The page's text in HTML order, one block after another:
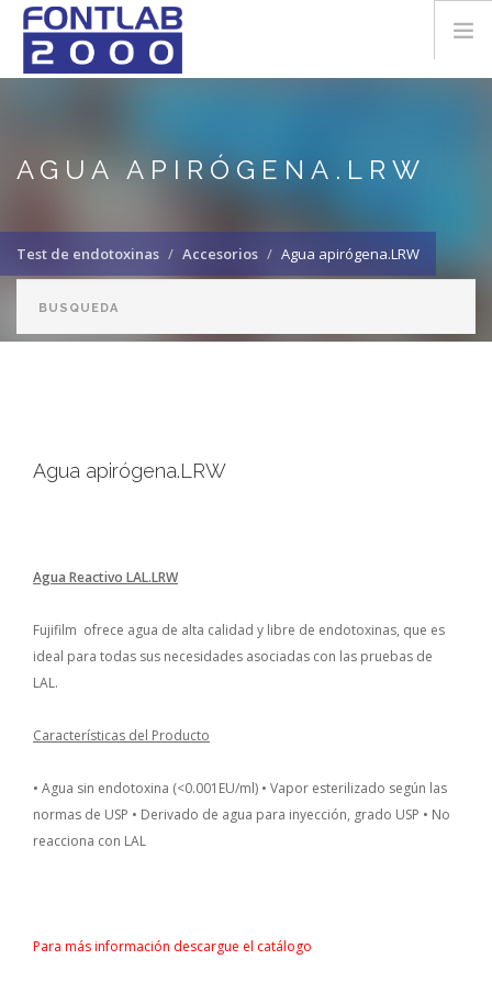
Pasar al contenido principal
AGUA APIRÓGENA.LRW
Test de endotoxinas Accesorios Agua apirógena.LRW
Agua apirógena.LRW
Agua Reactivo LAL.LRW
Fujifilm ofrece agua de alta calidad y libre de endotoxinas, que es
ideal para todas sus necesidades asociadas con las pruebas de
LAL.
Características del Producto
• Agua sin endotoxina (<0.001EU/ml) • Vapor esterilizado según las
normas de USP • Derivado de agua para inyección, grado USP • No
reacciona con LAL
Para más información descargue el catálogo